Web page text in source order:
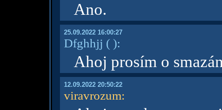
Ano.
25.09.2022 16:00:27
Dfghhjj ( ):
Ahoj prosím o
12.09.2022 20:50:22
viravrozum: